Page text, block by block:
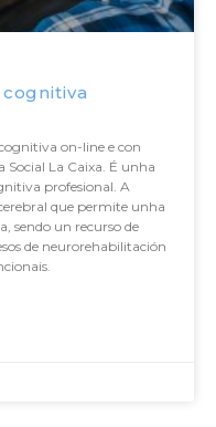
on-line e con
Social La Caixa. É unha
profesional. A
que permite unha
sendo un recurso de
de neurorehabilitación